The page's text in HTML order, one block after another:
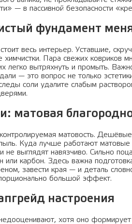
— в пассивной безопасности
фундамент
весь интерьер. Уставшие,
Пара свежих ковриков
легко вытряхнуть и промыть.
— это вопрос не только
соли удалите слабым
матовая
матовость.
Куда лучше работают
выглядят навязчиво. Сильно
карбон. Здесь важна
завести края — и деталь
большой эффект.
настроения
хотя оно